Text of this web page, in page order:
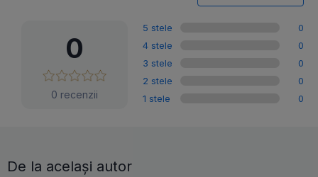
0
0 recenzii
5 stele
0
4 stele
0
3 stele
0
2 stele
0
1 stele
0
De la același autor